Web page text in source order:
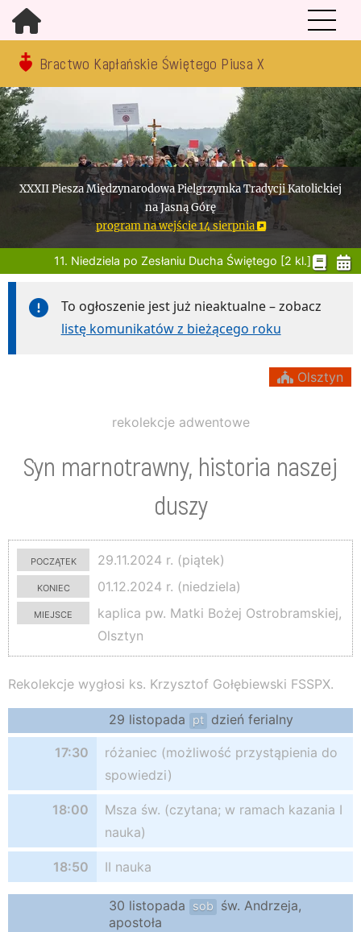
Bractwo Kapłańskie Świętego Piusa X
XXXII Piesza Międzynarodowa Pielgrzymka Tradycji Katolickiej
na Jasną Górę
program na wejście 14 sierpnia
11. Niedziela po Zesłaniu Ducha Świętego [2 kl.]
To ogłoszenie jest już nieaktualne – zobacz
listę komunikatów z bieżącego roku
Olsztyn
rekolekcje adwentowe
Syn marnotrawny, historia naszej
duszy
początek
29.11.2024 r. (piątek)
koniec
01.12.2024 r. (niedziela)
miejsce
kaplica pw. Matki Bożej Ostrobramskiej,
Olsztyn
Rekolekcje wygłosi ks. Krzysztof Gołębiewski FSSPX.
29 listopada pt dzień ferialny
17:30
różaniec (możliwość przystąpienia do
spowiedzi)
18:00
Msza św. (czytana; w ramach kazania I
nauka)
18:50 II nauka
30 listopada sob
św. Andrzeja,
apostoła